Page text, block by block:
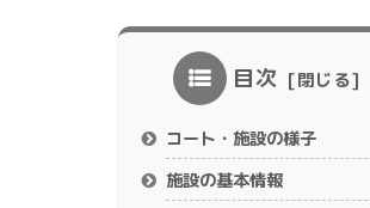
目次
コート・施設の様子
施設の基本情報